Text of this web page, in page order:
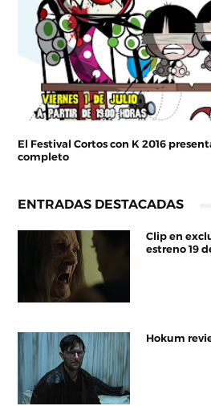
El Festival Cortos con K 2016
completo
ENTRADAS DESTACADAS
Clip en
estreno 19
Hokum